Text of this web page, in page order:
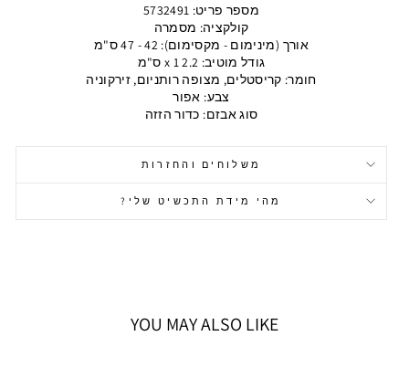
מספר פריט: 5732491
קולקציה: מסמרה
אורך (מינימום - מקסימום): 42 - 47 ס"מ
גודל מוטיב: 2.2 x 1 ס"מ
חומר: קריסטלים, מצופה רותניום, זירקוניה
צבע: אפור
סוג אבזם: כדור הזזה
משלוחים והחזרות
מהי מידת התכשיט שלי?
YOU MAY ALSO LIKE